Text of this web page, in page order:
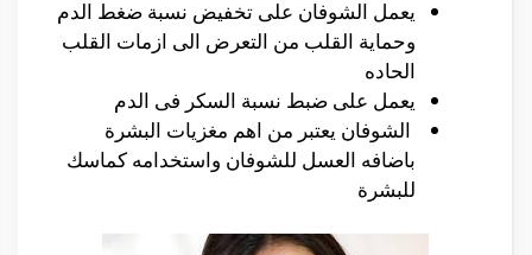
يعمل الشوفان على تخفيض نسبة ضغط الدم
وحماية القلب من التعرض الى ازمات القلب
الحاده
يعمل على ضبط نسبة السكر فى الدم
الشوفان يعتبر من اهم مغزيات البشرة
باضافه العسل للشوفان واستخدامه كماسك
للبشرة